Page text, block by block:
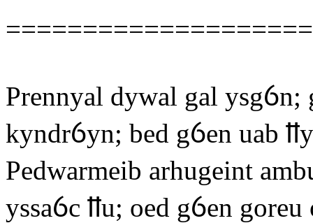
Prennyal dywal gal ysgỽn;
kyndrỽyn; bed gỽen uab
Pedwarmeib arhugeint
yssaỽc ỻu; oed gỽen goreu